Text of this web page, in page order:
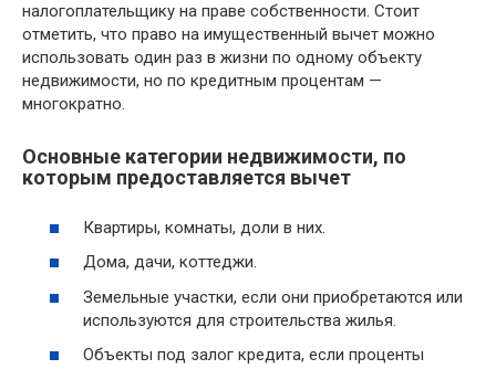
налогоплательщику на праве собственности. Стоит
отметить, что право на имущественный вычет можно
использовать один раз в жизни по одному объекту
недвижимости, но по кредитным процентам —
многократно.
Основные категории недвижимости, по
которым предоставляется вычет
Квартиры, комнаты, доли в них.
Дома, дачи, коттеджи.
Земельные участки, если они приобретаются или
используются для строительства жилья.
Объекты под залог кредита, если проценты